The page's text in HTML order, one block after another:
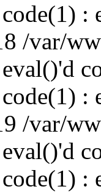
:
/var/
:
/var/
: